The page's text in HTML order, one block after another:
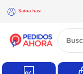
Saioa hasi
×
Saioa